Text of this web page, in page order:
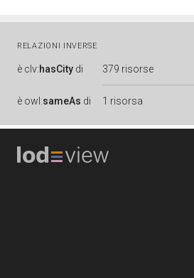
RELAZIONI INVERSE
è clv:hasCity di 379 risorse
è owl:sameAs di 1 risorsa